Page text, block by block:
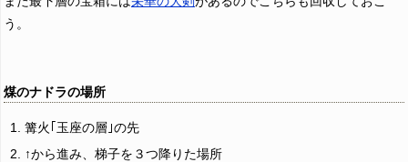
う。
煤のナドラの場所
篝火｢玉座の層｣の先
↑から進み、梯子を３つ降りた場所